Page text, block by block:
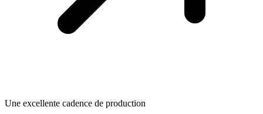
Une excellente cadence de production